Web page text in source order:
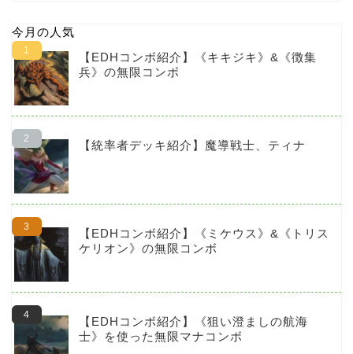
今月の人気
【EDHコンボ紹介】《キキジキ》&《徴集
兵》の無限コンボ
【統率者デッキ紹介】魔導戦士、ティナ
【EDHコンボ紹介】《ミケウス》&《トリス
ケリオン》の無限コンボ
【EDHコンボ紹介】《狙い澄ましの航海
士》を使った無限マナコンボ